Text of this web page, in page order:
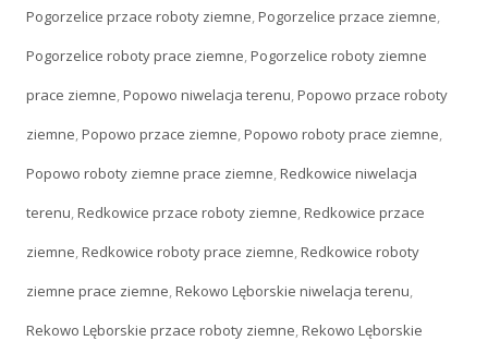
Pogorzelice przace roboty ziemne,Pogorzelice przace ziemne,
Pogorzelice roboty prace ziemne,Pogorzelice roboty ziemne
prace ziemne,Popowo niwelacja terenu,Popowo przace roboty
ziemne,Popowo przace ziemne,Popowo roboty prace ziemne,
Popowo roboty ziemne prace ziemne,Redkowice niwelacja
terenu,Redkowice przace roboty ziemne,Redkowice przace
ziemne,Redkowice roboty prace ziemne,Redkowice roboty
ziemne prace ziemne,Rekowo Lęborskie niwelacja terenu,
Rekowo Lęborskie przace roboty ziemne,Rekowo Lęborskie